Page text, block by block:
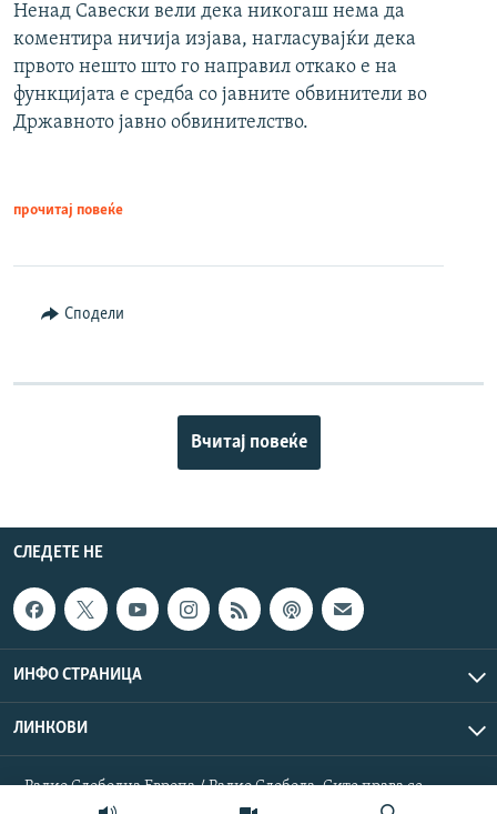
Ненад Савески вели дека никогаш нема да
коментира ничија изјава, нагласувајќи дека
првото нешто што го направил откако е на
функцијата е средба со јавните обвинители во
Државното јавно обвинителство.
прочитај повеќе
Сподели
Вчитај повеќе
СЛЕДЕТЕ НЕ
ИНФО СТРАНИЦА
ЛИНКОВИ
Радио Слободна Европа / Радио Слобода. Сите права се
резервирани